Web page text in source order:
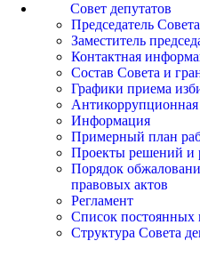
Совет депутатов
Председатель
Заместитель
Контактная
Состав Совета и
Графики приема
Антикоррупционная
Информация
Примерный план
Проекты решений и
Порядок
правовых актов
Регламент
Список постоянных
Структура Совета